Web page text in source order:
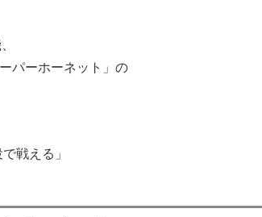
パーホーネット」の
戦える」